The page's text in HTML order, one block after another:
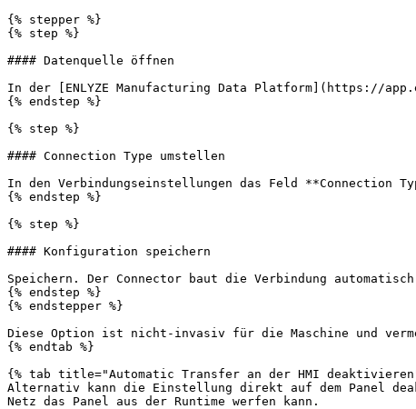
{% stepper %}
{% step %}
#### Datenquelle öffnen
In der [ENLYZE Manufacturing Data Platform](https://
{% endstep %}
{% step %}
#### Connection Type umstellen
In den Verbindungseinstellungen das Feld **Connection
{% endstep %}
{% step %}
#### Konfiguration speichern
Speichern. Der Connector baut die Verbindung
{% endstep %}
{% endstepper %}
Diese Option ist nicht-invasiv für die Maschine und
{% endtab %}
{% tab title="Automatic Transfer an der HMI
Alternativ kann die Einstellung direkt auf dem Panel
Netz das Panel aus der Runtime werfen kann.